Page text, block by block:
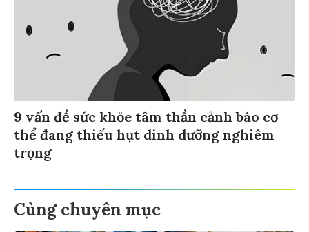
9 vấn đề sức khỏe tâm thần cảnh báo cơ
thể đang thiếu hụt dinh dưỡng nghiêm
trọng
Cùng chuyên mục